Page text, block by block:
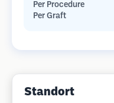
eine lineare Narbe.
Per Procedure
Per Graft
Standort